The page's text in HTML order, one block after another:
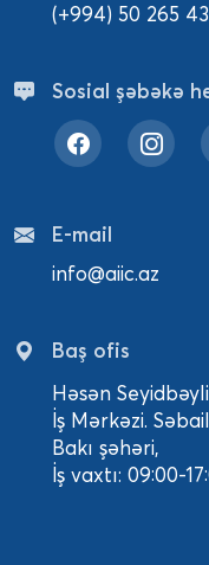
(+994) 50 265
Sosial şəbəkə
E-mail
info@aiic.az
Baş ofis
Həsən
İş Mərkəzi.
Bakı şəhəri,
İş vaxtı: 09:00-